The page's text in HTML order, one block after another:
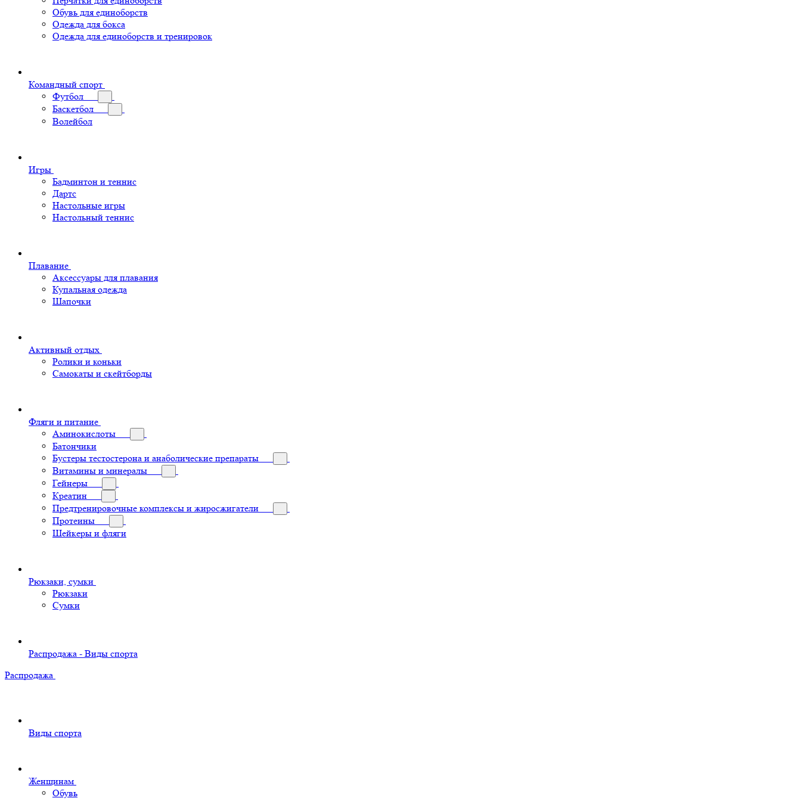
Обувь для единоборств
Одежда для бокса
Одежда для единоборств и тренировок
Командный спорт
Футбол
Баскетбол
Волейбол
Игры
Бадминтон и теннис
Дартс
Настольные игры
Настольный теннис
Плавание
Аксессуары для плавания
Купальная одежда
Шапочки
Активный отдых
Ролики и коньки
Самокаты и скейтборды
Фляги и питание
Аминокислоты
Батончики
Бустеры тестостерона и анаболические препараты
Витамины и минералы
Гейнеры
Креатин
Предтренировочные комплексы и жиросжигатели
Протеины
Шейкеры и фляги
Рюкзаки, сумки
Рюкзаки
Сумки
Распродажа - Виды спорта
Распродажа
Виды спорта
Женщинам
Обувь